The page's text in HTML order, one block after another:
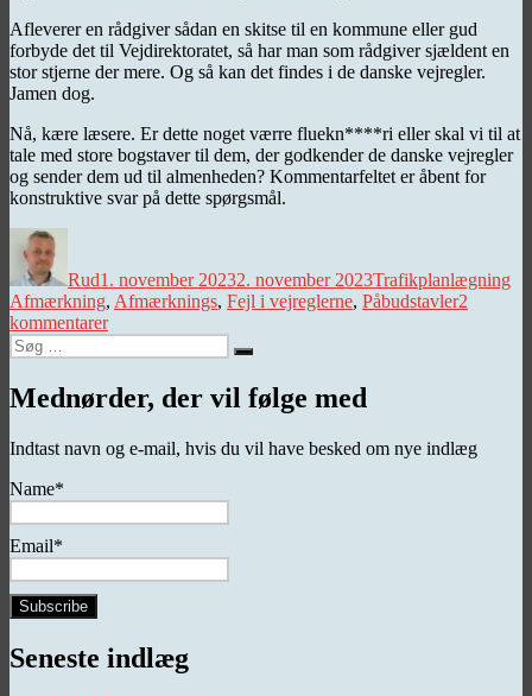
Afleverer en rådgiver sådan en skitse til en kommune eller gud
forbyde det til Vejdirektoratet, så har man som rådgiver sjældent en
stor stjerne der mere. Og så kan det findes i de danske vejregler.
Jamen dog.
Nå, kære læsere. Er dette noget værre fluekn****ri eller skal vi til at
tale med store bogstaver til dem, der godkender de danske vejregler
og sender dem ud til almenheden? Kommentarfeltet er åbent for
konstruktive svar på dette spørgsmål.
Rud1. november 20232. november 2023Trafikplanlægning
Afmærkning, Afmærknings, Fejl i vejreglerne, Påbudstavler2
kommentarertil
Påbud
om
at
tænke
om
Søg
efter:
Søg
Mednørder, der vil følge med
Indtast navn og e-mail, hvis du vil have besked om nye indlæg
Name*
Email*
Seneste indlæg